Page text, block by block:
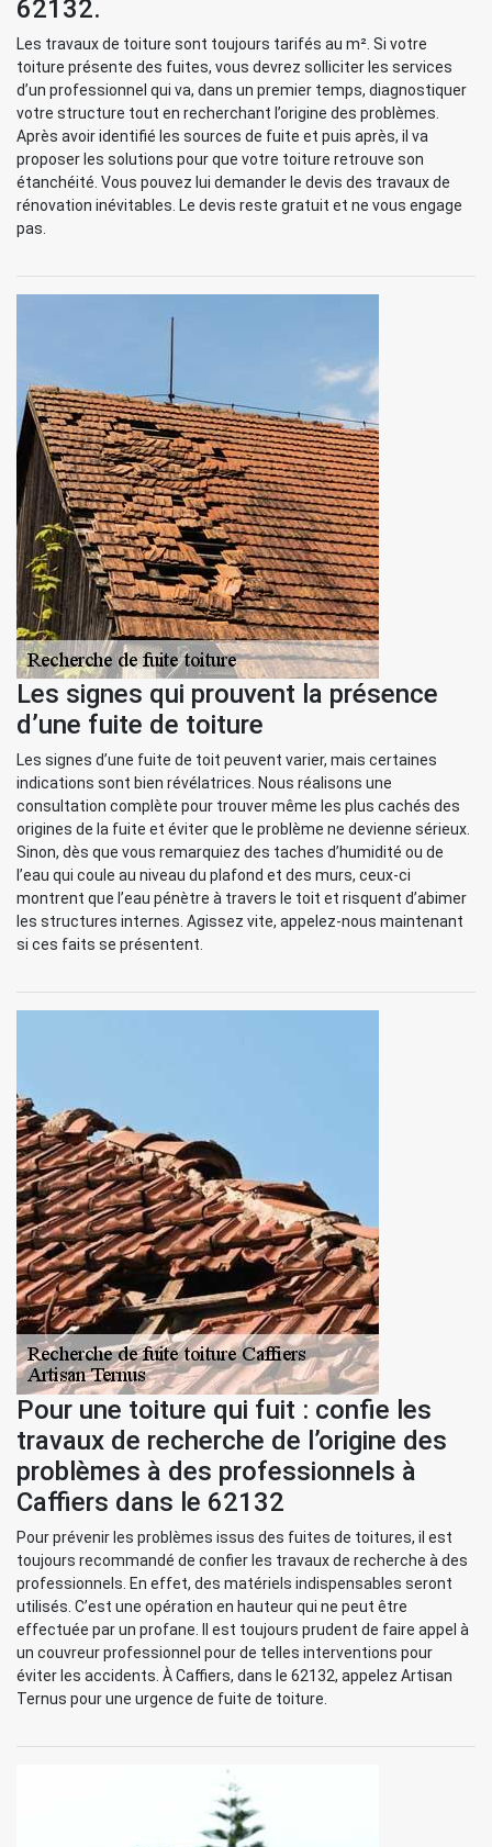
62132.
Les travaux de toiture sont toujours tarifés au m². Si votre
toiture présente des fuites, vous devrez solliciter les services
d’un professionnel qui va, dans un premier temps, diagnostiquer
votre structure tout en recherchant l’origine des problèmes.
Après avoir identifié les sources de fuite et puis après, il va
proposer les solutions pour que votre toiture retrouve son
étanchéité. Vous pouvez lui demander le devis des travaux de
rénovation inévitables. Le devis reste gratuit et ne vous engage
pas.
Les signes qui prouvent la présence
d’une fuite de toiture
Les signes d’une fuite de toit peuvent varier, mais certaines
indications sont bien révélatrices. Nous réalisons une
consultation complète pour trouver même les plus cachés des
origines de la fuite et éviter que le problème ne devienne sérieux.
Sinon, dès que vous remarquiez des taches d’humidité ou de
l’eau qui coule au niveau du plafond et des murs, ceux-ci
montrent que l’eau pénètre à travers le toit et risquent d’abimer
les structures internes. Agissez vite, appelez-nous maintenant
si ces faits se présentent.
Pour une toiture qui fuit : confie les
travaux de recherche de l’origine des
problèmes à des professionnels à
Caffiers dans le 62132
Pour prévenir les problèmes issus des fuites de toitures, il est
toujours recommandé de confier les travaux de recherche à des
professionnels. En effet, des matériels indispensables seront
utilisés. C’est une opération en hauteur qui ne peut être
effectuée par un profane. Il est toujours prudent de faire appel à
un couvreur professionnel pour de telles interventions pour
éviter les accidents. À Caffiers, dans le 62132, appelez Artisan
Ternus pour une urgence de fuite de toiture.